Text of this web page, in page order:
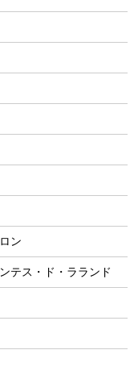
ン
テス・ド・ラランド